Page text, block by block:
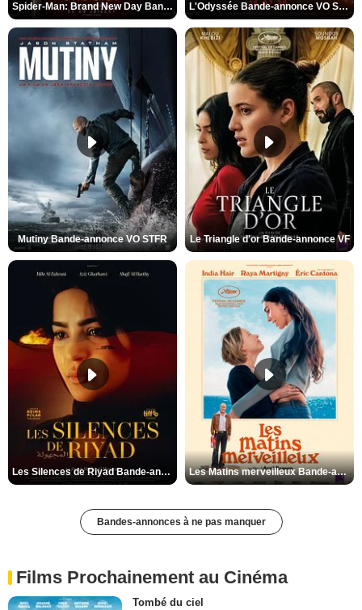
Spider-Man: Brand New Day Bande-annonce VO STFR L'Odyssée Bande-annonce VO STFR
Mutiny Bande-annonce VO STFR Le Triangle d'or Bande-annonce VF
Les Silences de Riyad Bande-annonce VO STFR Les Matins merveilleux Bande-annonce VF
Bandes-annonces à ne pas manquer
Films Prochainement au Cinéma
Tombé du ciel